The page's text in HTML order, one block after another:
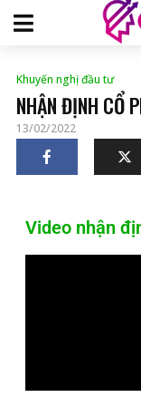
Khuyến nghị đầu tư
NHẬN ĐỊNH CỔ
13/02/2022
Video nhận